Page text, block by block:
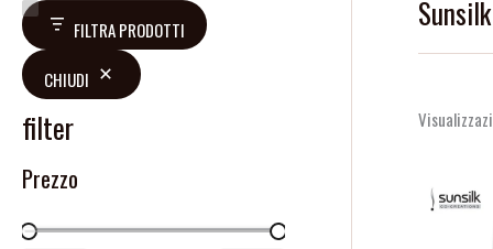
FILTRA PRODOTTI
CHIUDI
filter
Prezzo
V
a
l
u
t
a
D
s
p
o
n
Sunsilk